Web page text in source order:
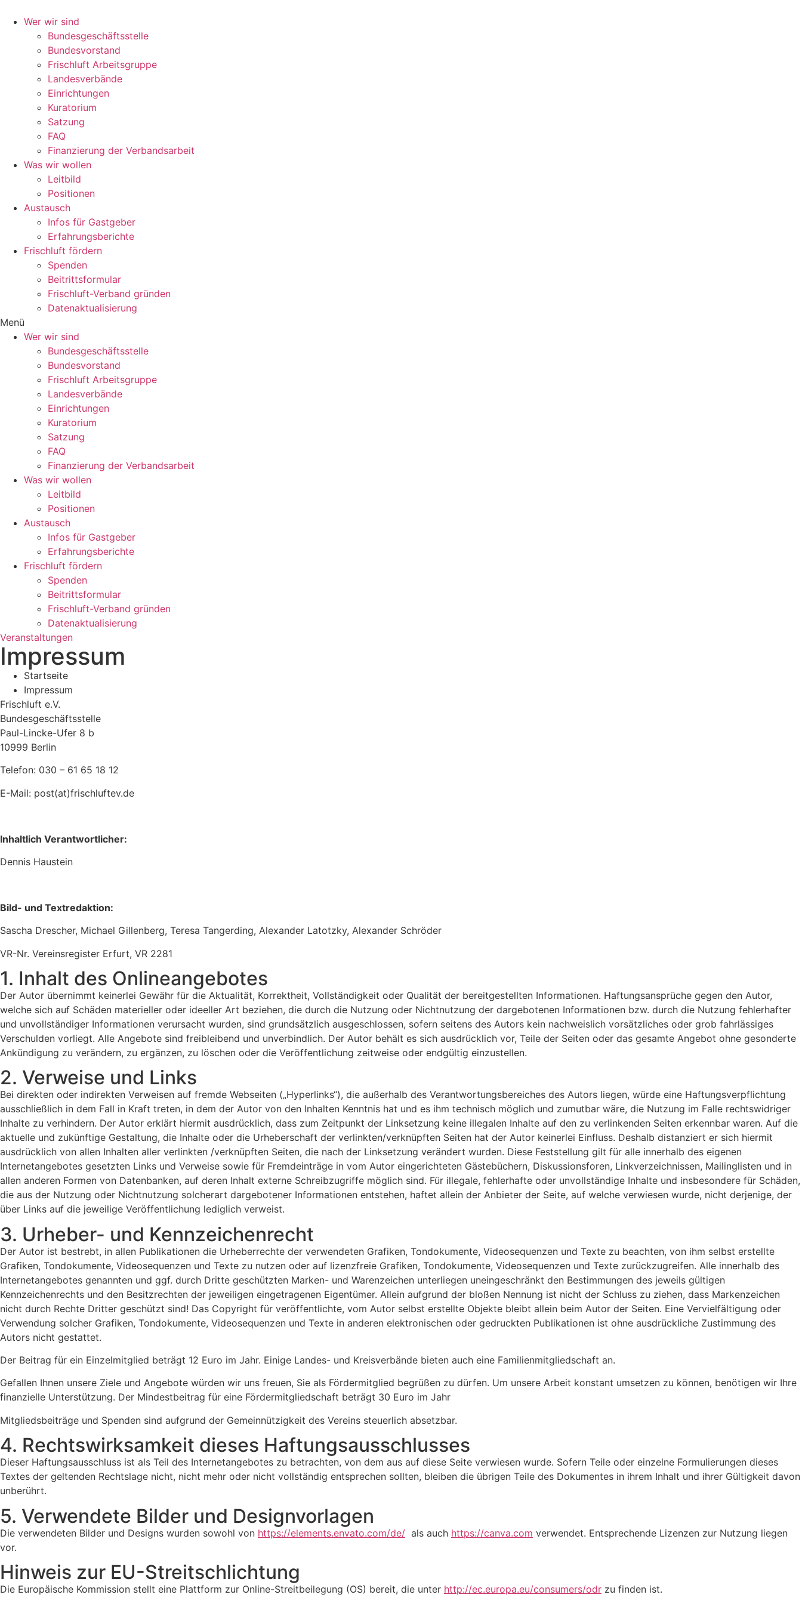
Inhalt
wechseln
Wer wir sind
Bundesgeschäftsstelle
Bundesvorstand
Frischluft Arbeitsgruppe
Landesverbände
Einrichtungen
Kuratorium
Satzung
FAQ
Finanzierung der Verbandsarbeit
Was wir wollen
Leitbild
Positionen
Austausch
Infos für Gastgeber
Erfahrungsberichte
Frischluft fördern
Spenden
Beitrittsformular
Frischluft-Verband gründen
Datenaktualisierung
Menü
Wer wir sind
Bundesgeschäftsstelle
Bundesvorstand
Frischluft Arbeitsgruppe
Landesverbände
Einrichtungen
Kuratorium
Satzung
FAQ
Finanzierung der Verbandsarbeit
Was wir wollen
Leitbild
Positionen
Austausch
Infos für Gastgeber
Erfahrungsberichte
Frischluft fördern
Spenden
Beitrittsformular
Frischluft-Verband gründen
Datenaktualisierung
Veranstaltungen
Impressum
Startseite
Impressum
Frischluft e.V.
Bundesgeschäftsstelle
Paul-Lincke-Ufer 8 b
10999 Berlin
Telefon: 030 – 61 65 18 12
E-Mail: post(at)frischluftev.de
Inhaltlich Verantwortlicher:
Dennis Haustein
Bild- und Textredaktion:
Sascha Drescher, Michael Gillenberg, Teresa Tangerding, Alexander Latotzky, Alexander Schröder
VR-Nr. Vereinsregister Erfurt, VR 2281
1. Inhalt des Onlineangebotes
Der Autor übernimmt keinerlei Gewähr für die Aktualität, Korrektheit, Vollständigkeit oder Qualität der bereitgestellten Informationen. Haftungsansprüche gegen den Autor,
welche sich auf Schäden materieller oder ideeller Art beziehen, die durch die Nutzung oder Nichtnutzung der dargebotenen Informationen bzw. durch die Nutzung fehlerhafter
und unvollständiger Informationen verursacht wurden, sind grundsätzlich ausgeschlossen, sofern seitens des Autors kein nachweislich vorsätzliches oder grob fahrlässiges
Verschulden vorliegt. Alle Angebote sind freibleibend und unverbindlich. Der Autor behält es sich ausdrücklich vor, Teile der Seiten oder das gesamte Angebot ohne gesonderte
Ankündigung zu verändern, zu ergänzen, zu löschen oder die Veröffentlichung zeitweise oder endgültig einzustellen.
2. Verweise und Links
Bei direkten oder indirekten Verweisen auf fremde Webseiten („Hyperlinks“), die außerhalb des Verantwortungsbereiches des Autors liegen, würde eine Haftungsverpflichtung
ausschließlich in dem Fall in Kraft treten, in dem der Autor von den Inhalten Kenntnis hat und es ihm technisch möglich und zumutbar wäre, die Nutzung im Falle rechtswidriger
Inhalte zu verhindern. Der Autor erklärt hiermit ausdrücklich, dass zum Zeitpunkt der Linksetzung keine illegalen Inhalte auf den zu verlinkenden Seiten erkennbar waren. Auf die
aktuelle und zukünftige Gestaltung, die Inhalte oder die Urheberschaft der verlinkten/verknüpften Seiten hat der Autor keinerlei Einfluss. Deshalb distanziert er sich hiermit
ausdrücklich von allen Inhalten aller verlinkten /verknüpften Seiten, die nach der Linksetzung verändert wurden. Diese Feststellung gilt für alle innerhalb des eigenen
Internetangebotes gesetzten Links und Verweise sowie für Fremdeinträge in vom Autor eingerichteten Gästebüchern, Diskussionsforen, Linkverzeichnissen, Mailinglisten und in
allen anderen Formen von Datenbanken, auf deren Inhalt externe Schreibzugriffe möglich sind. Für illegale, fehlerhafte oder unvollständige Inhalte und insbesondere für Schäden,
die aus der Nutzung oder Nichtnutzung solcherart dargebotener Informationen entstehen, haftet allein der Anbieter der Seite, auf welche verwiesen wurde, nicht derjenige, der
über Links auf die jeweilige Veröffentlichung lediglich verweist.
3. Urheber- und Kennzeichenrecht
Der Autor ist bestrebt, in allen Publikationen die Urheberrechte der verwendeten Grafiken, Tondokumente, Videosequenzen und Texte zu beachten, von ihm selbst erstellte
Grafiken, Tondokumente, Videosequenzen und Texte zu nutzen oder auf lizenzfreie Grafiken, Tondokumente, Videosequenzen und Texte zurückzugreifen. Alle innerhalb des
Internetangebotes genannten und ggf. durch Dritte geschützten Marken- und Warenzeichen unterliegen uneingeschränkt den Bestimmungen des jeweils gültigen
Kennzeichenrechts und den Besitzrechten der jeweiligen eingetragenen Eigentümer. Allein aufgrund der bloßen Nennung ist nicht der Schluss zu ziehen, dass Markenzeichen
nicht durch Rechte Dritter geschützt sind! Das Copyright für veröffentlichte, vom Autor selbst erstellte Objekte bleibt allein beim Autor der Seiten. Eine Vervielfältigung oder
Verwendung solcher Grafiken, Tondokumente, Videosequenzen und Texte in anderen elektronischen oder gedruckten Publikationen ist ohne ausdrückliche Zustimmung des
Autors nicht gestattet.
Der Beitrag für ein Einzelmitglied beträgt 12 Euro im Jahr. Einige Landes- und Kreisverbände bieten auch eine Familienmitgliedschaft an.
Gefallen Ihnen unsere Ziele und Angebote würden wir uns freuen, Sie als Fördermitglied begrüßen zu dürfen. Um unsere Arbeit konstant umsetzen zu können, benötigen wir Ihre
finanzielle Unterstützung. Der Mindestbeitrag für eine Fördermitgliedschaft beträgt 30 Euro im Jahr
Mitgliedsbeiträge und Spenden sind aufgrund der Gemeinnützigkeit des Vereins steuerlich absetzbar.
4. Rechtswirksamkeit dieses Haftungsausschlusses
Dieser Haftungsausschluss ist als Teil des Internetangebotes zu betrachten, von dem aus auf diese Seite verwiesen wurde. Sofern Teile oder einzelne Formulierungen dieses
Textes der geltenden Rechtslage nicht, nicht mehr oder nicht vollständig entsprechen sollten, bleiben die übrigen Teile des Dokumentes in ihrem Inhalt und ihrer Gültigkeit davon
unberührt.
5. Verwendete Bilder und Designvorlagen
Die verwendeten Bilder und Designs wurden sowohl von https://elements.envato.com/de/ als auch https://canva.com verwendet. Entsprechende Lizenzen zur Nutzung liegen
vor.
Hinweis zur EU-Streitschlichtung
Die Europäische Kommission stellt eine Plattform zur Online-Streitbeilegung (OS) bereit, die unter http://ec.europa.eu/consumers/odr zu finden ist.